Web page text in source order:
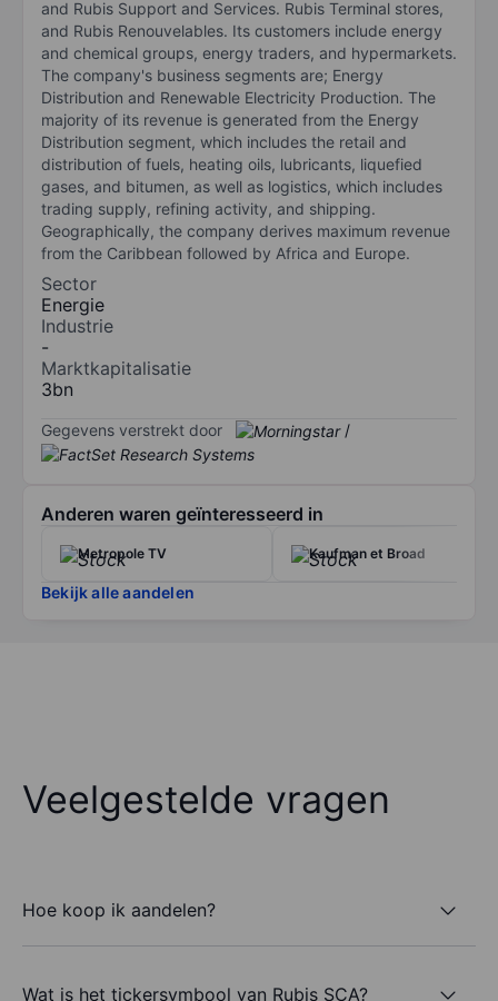
and Rubis Support and Services. Rubis Terminal stores,
and Rubis Renouvelables. Its customers include energy
and chemical groups, energy traders, and hypermarkets.
The company's business segments are; Energy
Distribution and Renewable Electricity Production. The
majority of its revenue is generated from the Energy
Distribution segment, which includes the retail and
distribution of fuels, heating oils, lubricants, liquefied
gases, and bitumen, as well as logistics, which includes
trading supply, refining activity, and shipping.
Geographically, the company derives maximum revenue
from the Caribbean followed by Africa and Europe.
Sector
Energie
Industrie
-
Marktkapitalisatie
3bn
Gegevens verstrekt door /
Anderen waren geïnteresseerd in
Metropole TV Kaufman et Broad
Bekijk alle aandelen
Veelgestelde vragen
Hoe koop ik aandelen?
Wat is het tickersymbool van Rubis SCA?